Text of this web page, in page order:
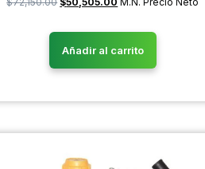
Añadir al carrito